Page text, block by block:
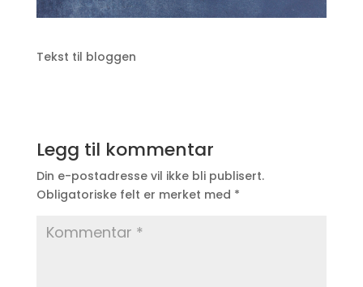
Tekst til bloggen
Legg til kommentar
Din e-postadresse vil ikke bli publisert.
Obligatoriske felt er merket med *